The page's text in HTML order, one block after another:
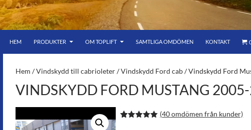
bar himmel
HEM
PRODUKTER OM TOPLIFT SAMTLIGA OMDÖMEN KONTAKT
Hem /Vindskydd till cabrioleter/Vindskydd Ford cab/ Vindskydd Ford
VINDSKYDD FORD MUSTANG
(40omdömen från kunder)